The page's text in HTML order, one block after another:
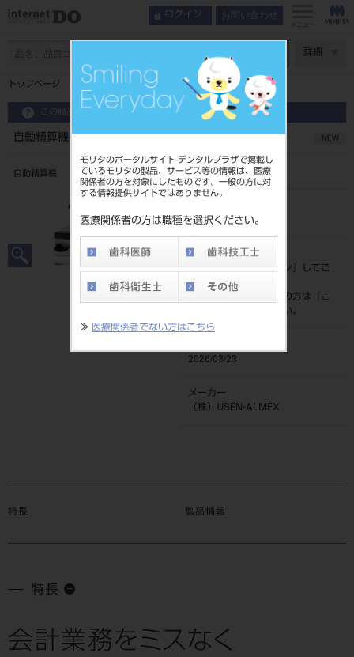
モリタのポータルサイト デンタルプラザで掲載し
ているモリタの製品、サービス等の情報は、医療
関係者の方を対象にしたものです。一般の方に対
する情報提供サイトではありません。
医療関係者の方は職種を選択ください。
≫ 医療関係者でない方はこちら
ログイン お問い合わせ
メニュー
詳細
トップページ 自動精算機 FIT-B NEXT 現金仕様
この商品に関するお問い合わせ
自動精算機 FIT-B NEXT 現金仕様 NEW
自動精算機
102832643
標準価格
ログイン
』してご
覧ください。
ネット会員登録がまだの方は『
こ
』より登録ください。
2026/03/23
メーカー
（株）USEN-ALMEX
特長 製品情報
インデックス 製品情報
特長
会計業務をミスなく